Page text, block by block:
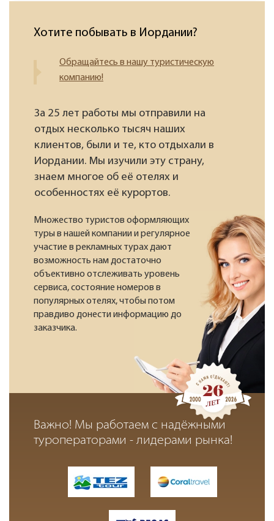
Хотите побывать в Иордании?
Обращайтесь в нашу туристическую
компанию!
За 25 лет работы мы отправили на
отдых несколько тысяч наших
клиентов, были и те, кто отдыхали в
Иордании. Мы изучили эту страну,
знаем многое об её отелях и
особенностях её курортов.
Множество туристов оформляющих
туры в нашей компании и регулярное
участие в рекламных турах дают
возможность нам достаточно
объективно отслеживать уровень
сервиса, состояние номеров в
популярных отелях, чтобы потом
правдиво донести информацию до
заказчика.
Важно! Мы работаем с надёжными
туроператорами - лидерами рынка!